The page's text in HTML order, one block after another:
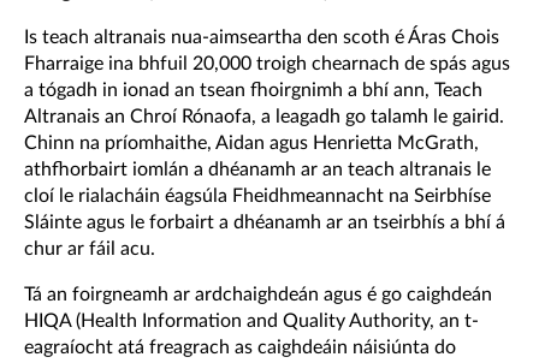
Is teach altranais nua-aimseartha den scoth é Áras Chois
Fharraige ina bhfuil 20,000 troigh chearnach de spás agus
a tógadh in ionad an tsean fhoirgnimh a bhí ann, Teach
Altranais an Chroí Rónaofa, a leagadh go talamh le gairid.
Chinn na príomhaithe, Aidan agus Henrietta McGrath,
athfhorbairt iomlán a dhéanamh ar an teach altranais le
cloí le rialacháin éagsúla Fheidhmeannacht na Seirbhíse
Sláinte agus le forbairt a dhéanamh ar an tseirbhís a bhí á
chur ar fáil acu.
Tá an foirgneamh ar ardchaighdeán agus é go caighdeán
HIQA (Health Information and Quality Authority, an t-
eagraíocht atá freagrach as caighdeáin náisiúnta do